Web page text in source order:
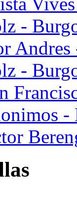
-
Andres
-